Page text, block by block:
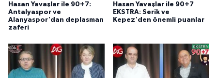
Hasan Yavaşlar ile 90+7:
Antalyaspor ve
Alanyaspor'dan deplasman
zaferi
Hasan Yavaşlar ile 90+7
EKSTRA: Serik ve
Kepez'den önemli puanlar